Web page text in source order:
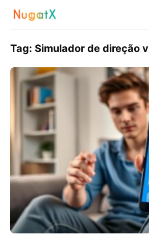
Tag: Simulador de direção